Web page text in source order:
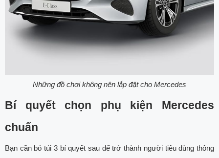
Những đồ chơi không nên lắp đặt cho Mercedes
Bí quyết chọn phụ kiện Mercedes
chuẩn
Bạn cần bỏ túi 3 bí quyết sau để trở thành người tiêu dùng thông